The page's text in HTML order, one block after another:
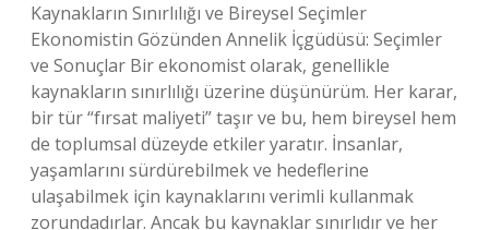
Kaynakların Sınırlılığı ve Bireysel Seçimler
Ekonomistin Gözünden Annelik İçgüdüsü: Seçimler
ve Sonuçlar Bir ekonomist olarak, genellikle
kaynakların sınırlılığı üzerine düşünürüm. Her karar,
bir tür “fırsat maliyeti” taşır ve bu, hem bireysel hem
de toplumsal düzeyde etkiler yaratır. İnsanlar,
yaşamlarını sürdürebilmek ve hedeflerine
ulaşabilmek için kaynaklarını verimli kullanmak
zorundadırlar. Ancak bu kaynaklar sınırlıdır ve her